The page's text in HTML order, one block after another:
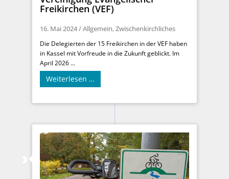
Freikirchen (VEF)
16. Mai 2024/Allgemein,Zwischenkirchliches
Die Delegierten der 15 Freikirchen in der VEF haben
in Kassel mit Vorfreude in die Zukunft geblickt. Im
April 2026 ...
Weiterlesen …